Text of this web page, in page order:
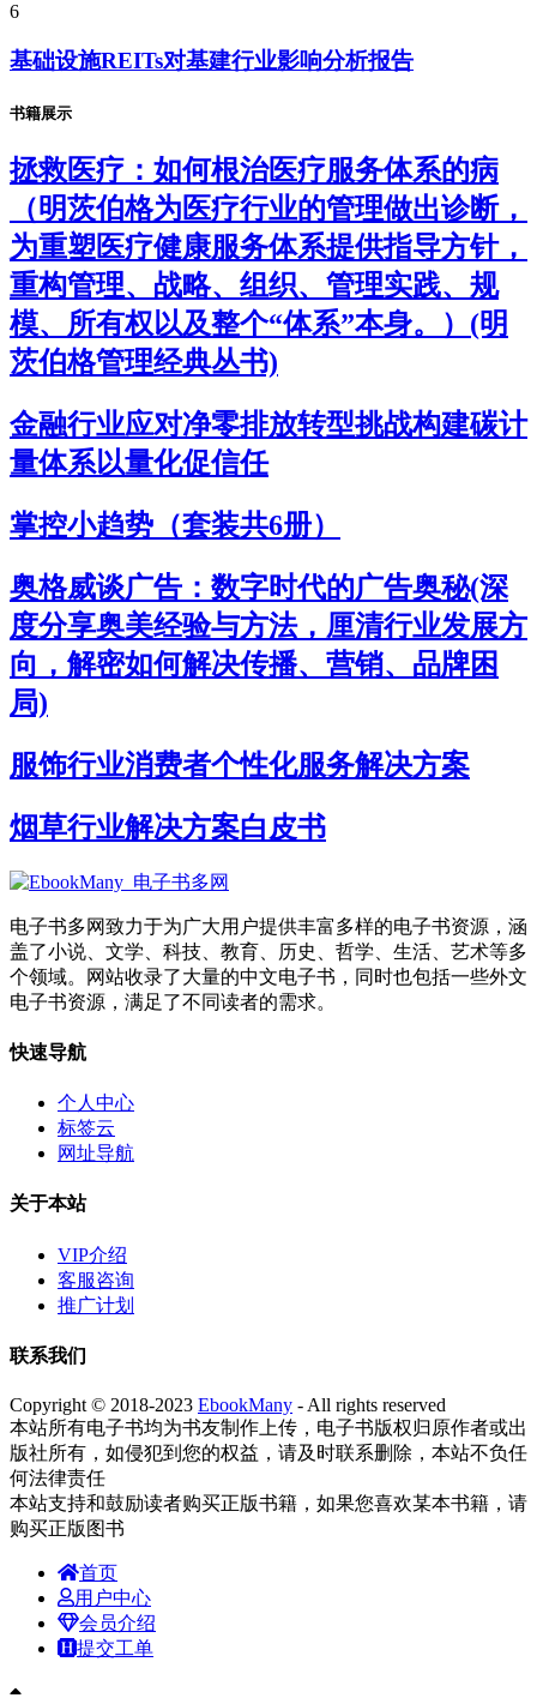
6
基础设施REITs对基建行业影响分析报告
书籍展示
拯救医疗：如何根治医疗服务体系的病
（明茨伯格为医疗行业的管理做出诊断，
为重塑医疗健康服务体系提供指导方针，
重构管理、战略、组织、管理实践、规
模、所有权以及整个“体系”本身。）(明
茨伯格管理经典丛书)
金融行业应对净零排放转型挑战构建碳计
量体系以量化促信任
掌控小趋势（套装共6册）
奥格威谈广告：数字时代的广告奥秘(深
度分享奥美经验与方法，厘清行业发展方
向，解密如何解决传播、营销、品牌困
局)
服饰行业消费者个性化服务解决方案
烟草行业解决方案白皮书
电子书多网致力于为广大用户提供丰富多样的电子书资源，涵
盖了小说、文学、科技、教育、历史、哲学、生活、艺术等多
个领域。网站收录了大量的中文电子书，同时也包括一些外文
电子书资源，满足了不同读者的需求。
快速导航
个人中心
标签云
网址导航
关于本站
VIP介绍
客服咨询
推广计划
联系我们
Copyright © 2018-2023 EbookMany - All rights reserved
本站所有电子书均为书友制作上传，电子书版权归原作者或出
版社所有，如侵犯到您的权益，请及时联系删除，本站不负任
何法律责任
本站支持和鼓励读者购买正版书籍，如果您喜欢某本书籍，请
购买正版图书
首页
用户中心
会员介绍
提交工单